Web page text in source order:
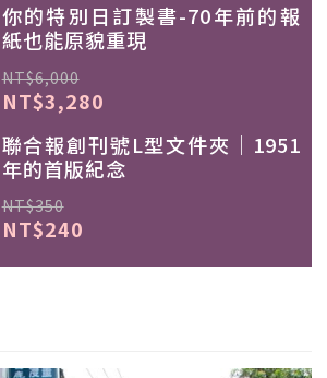
你的特別日訂製書-70年前的報
紙也能原貌重現
NT$6,000
NT$3,280
聯合報創刊號L型文件夾｜1951
年的首版紀念
NT$350
NT$240